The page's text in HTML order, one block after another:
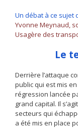
Un débat à ce sujet
Yvonne Meynaud,
Usagère des
Le
Derrière l’attaque
public qui est mis
régression lancée
grand capital. Il
secteurs qui
a été mis en place